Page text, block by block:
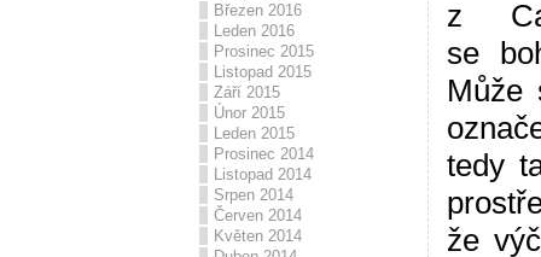
Březen 2016
Leden 2016
Prosinec 2015
Listopad 2015
Září 2015
Únor 2015
Leden 2015
Prosinec 2014
Listopad 2014
Srpen 2014
Červen 2014
Květen 2014
z
se
Může
tedy
že